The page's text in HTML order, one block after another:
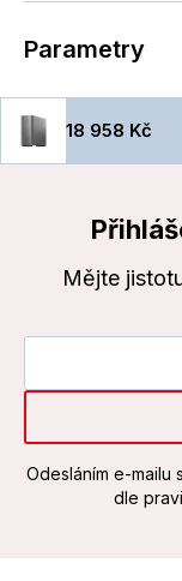
Parametry
18 958 Kč
Mějte
Odesláním e-mailu
dle